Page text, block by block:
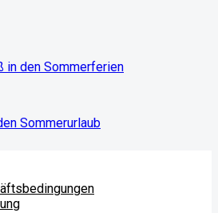
in den Sommerferien
Sommerurlaub